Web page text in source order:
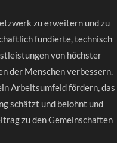
zu erweitern und zu
fundierte, technisch
von höchster
der Menschen verbessern.
Arbeitsumfeld fördern, das
schätzt und belohnt und
zu den Gemeinschaften